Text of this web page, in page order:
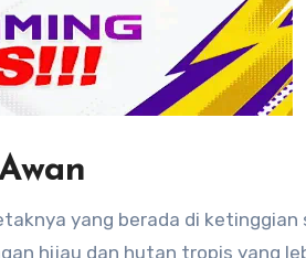
yang berada di
hijau dan hutan tropis yang